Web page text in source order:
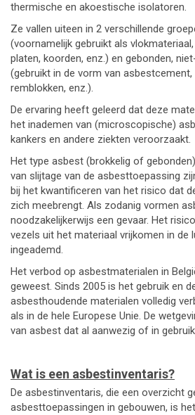
thermische en akoestische isolatoren.
Ze vallen uiteen in 2 verschillende
(voornamelijk gebruikt als
platen, koorden, enz.) en gebonden,
(gebruikt in de vorm van asbestcement,
remblokken, enz.).
De ervaring heeft geleerd dat deze
het inademen van (microscopische)
kankers en andere ziekten veroorzaakt.
Het type asbest (brokkelig of
van slijtage van de asbesttoepassing
bij het kwantificeren van het risico dat
zich meebrengt. Als zodanig vormen
noodzakelijkerwijs een gevaar. Het
vezels uit het materiaal vrijkomen in de
ingeademd.
Het verbod op asbestmaterialen in
geweest. Sinds 2005 is het gebruik en
asbesthoudende materialen volledig
als in de hele Europese Unie. De
van asbest dat al aanwezig of in
Wat is een asbestinventaris?
De asbestinventaris, die een overzicht
asbesttoepassingen in gebouwen, is